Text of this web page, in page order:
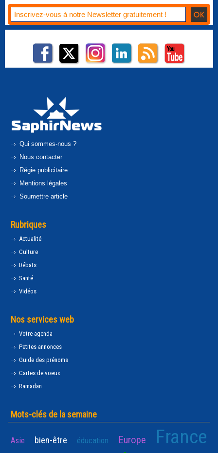
Qui sommes-nous ?
Nous contacter
Régie publicitaire
Mentions légales
Soumettre article
Rubriques
Actualité
Culture
Débats
Santé
Vidéos
Nos services web
Votre agenda
Petites annonces
Guide des prénoms
Cartes de voeux
Ramadan
Mots-clés de la semaine
Asie bien-être éducation Europe France